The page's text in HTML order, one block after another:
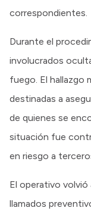
correspondientes.
Durante el
involucrados
fuego. El hallazgo
destinadas a
de quienes se
situación fue
en riesgo a
El operativo volvió
llamados